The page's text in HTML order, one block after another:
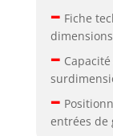
– Fiche
–
–
entrées de